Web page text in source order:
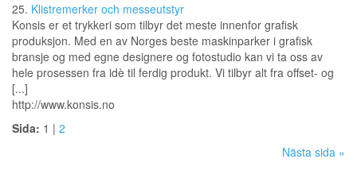
25. Klistremerker och messeutstyr
Konsis er et trykkeri som tilbyr det meste innenfor grafisk
produksjon. Med en av Norges beste maskinparker i grafisk
bransje og med egne designere og fotostudio kan vi ta oss av
hele prosessen fra idè til ferdig produkt. Vi tilbyr alt fra offset- og
[...]
http://www.konsis.no
Sida: 1 | 2
Nästa sida »